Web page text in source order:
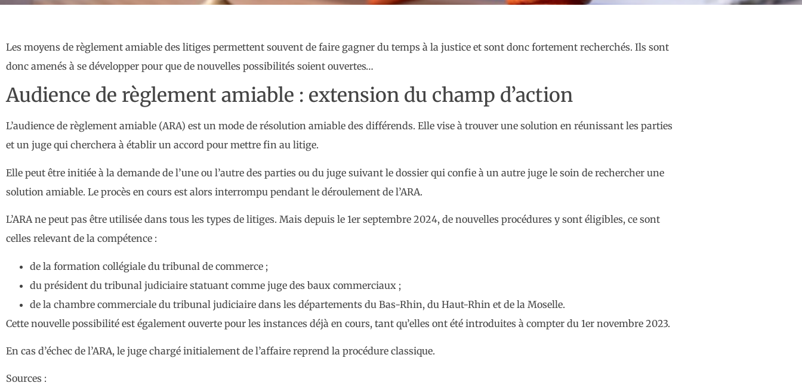
Les moyens de règlement amiable des litiges permettent souvent de faire gagner du temps à la justice et sont donc fortement recherchés. Ils sont
donc amenés à se développer pour que de nouvelles possibilités soient ouvertes…
Audience de règlement amiable : extension du champ d’action
L’audience de règlement amiable (ARA) est un mode de résolution amiable des différends. Elle vise à trouver une solution en réunissant les parties
et un juge qui cherchera à établir un accord pour mettre fin au litige.
Elle peut être initiée à la demande de l’une ou l’autre des parties ou du juge suivant le dossier qui confie à un autre juge le soin de rechercher une
solution amiable. Le procès en cours est alors interrompu pendant le déroulement de l’ARA.
L’ARA ne peut pas être utilisée dans tous les types de litiges. Mais depuis le 1er septembre 2024, de nouvelles procédures y sont éligibles, ce sont
celles relevant de la compétence :
de la formation collégiale du tribunal de commerce ;
du président du tribunal judiciaire statuant comme juge des baux commerciaux ;
de la chambre commerciale du tribunal judiciaire dans les départements du Bas-Rhin, du Haut-Rhin et de la Moselle.
Cette nouvelle possibilité est également ouverte pour les instances déjà en cours, tant qu’elles ont été introduites à compter du 1er novembre 2023.
En cas d’échec de l’ARA, le juge chargé initialement de l’affaire reprend la procédure classique.
Sources :